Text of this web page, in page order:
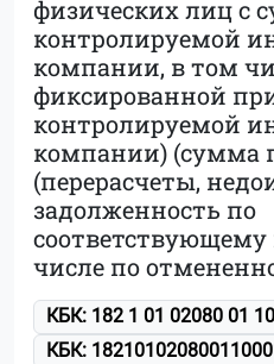
физических лиц с
контролируемой
компании, в том
фиксированной
контролируемой
компании) (сумма
(перерасчеты,
задолженность по
числе по
КБК: 182 1 01 02080 01
КБК: